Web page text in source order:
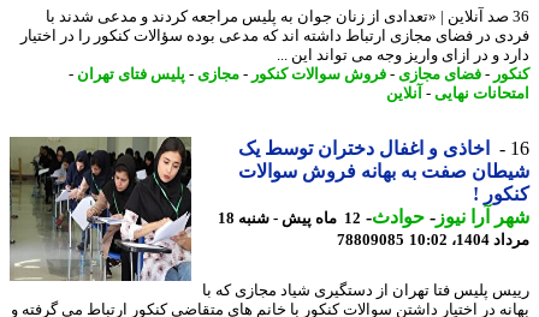
صد آنلاین | «تعدادی از زنان جوان به پلیس مراجعه کردند و مدعی شدند با
در فضای مجازی ارتباط داشته اند که مدعی بوده سؤالات کنکور را در اختیار
و در ازای واریز وجه می تواند این ...
-فضای مجازی- فروش سوالات کنکور-مجازی- پلیس فتای تهران-
نهایی-آنلاین
اخاذی و اغفال دختران توسط یک
صفت به بهانه فروش سوالات
!
آرا نیوز-حوادث -
12 ماه پیش - شنبه 18
10:02
78809085
پلیس فتا تهران از دستگیری شیاد مجازی که با
در اختیار داشتن سوالات کنکور با خانم های متقاضی کنکور ارتباط می گرفته و